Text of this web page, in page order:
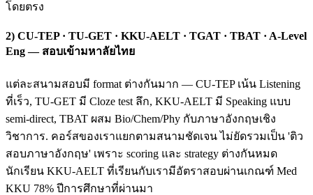
โดยตรง
2) CU-TEP · TU-GET · KKU-AELT · TGAT · TBAT · A-Level
Eng — สอบเข้ามหาลัยไทย
แต่ละสนามสอบมี format ต่างกันมาก — CU-TEP เน้น Listening
ที่เร็ว, TU-GET มี Cloze test ลึก, KKU-AELT มี Speaking แบบ
semi-direct, TBAT ผสม Bio/Chem/Phy กับภาษาอังกฤษเชิง
วิชาการ. คอร์สของเราแยกตามสนามชัดเจน ไม่ยัดรวมเป็น 'ติว
สอบภาษาอังกฤษ' เพราะ scoring และ strategy ต่างกันหมด
นักเรียน KKU-AELT ที่เรียนกับเรามีอัตราสอบผ่านเกณฑ์ Med
KKU 78% ปีการศึกษาที่ผ่านมา